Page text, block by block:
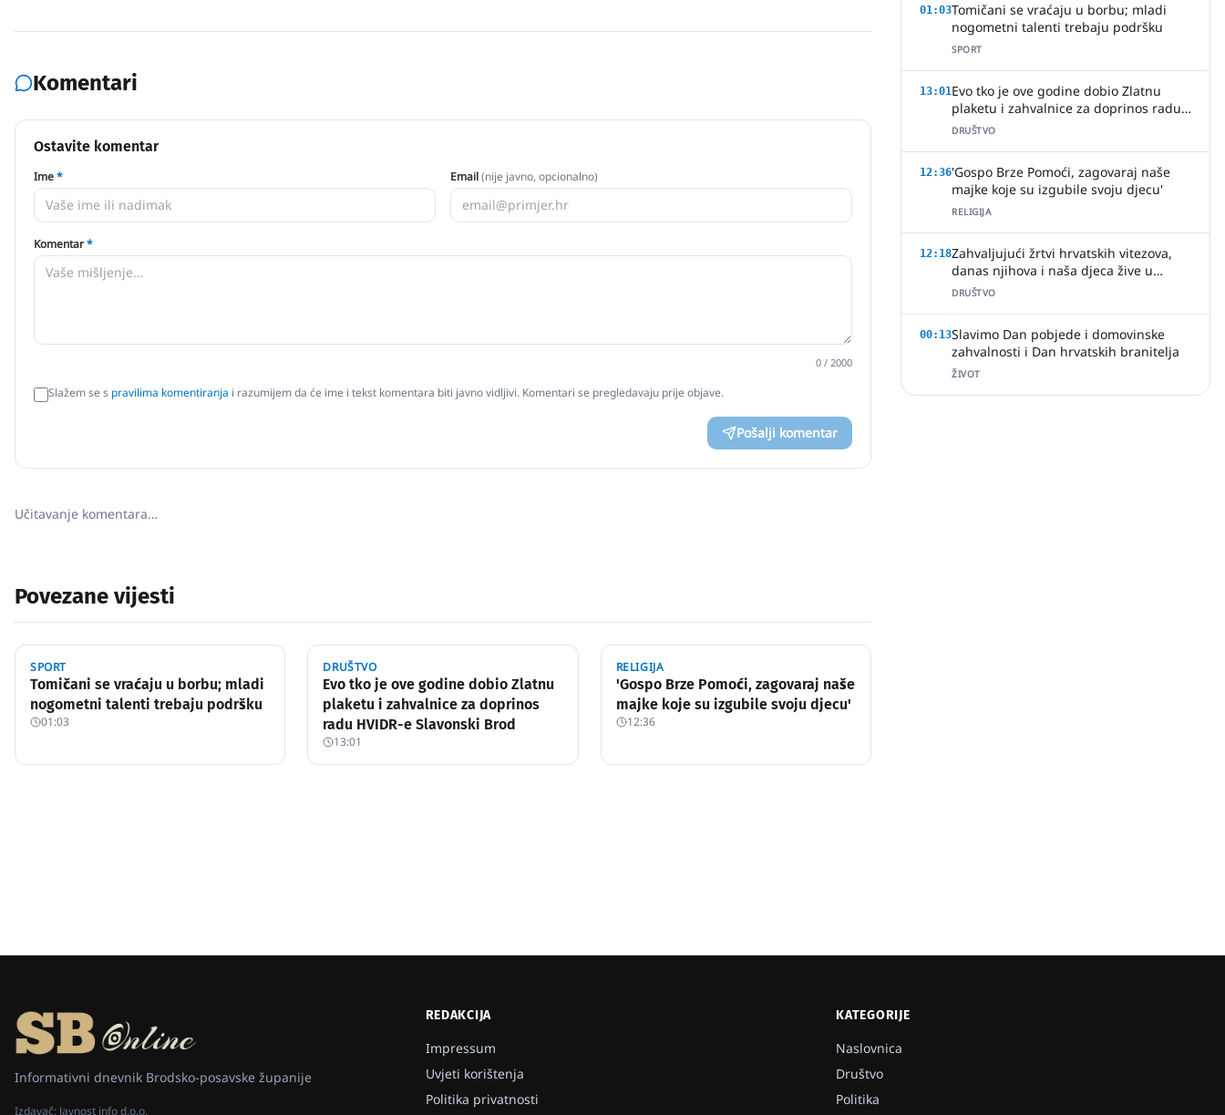
Komentari
Ostavite komentar
Ime* Email(nije javno, opcionalno)
Komentar*
0 / 2000
Slažem se s pravilima komentiranja i razumijem da će ime i tekst komentara biti javno vidljivi. Komentari se pregledavaju prije objave.
Pošalji komentar
Učitavanje komentara…
Povezane vijesti
SPORT
Tomičani se vraćaju u borbu; mladi
nogometni talenti trebaju podršku
01:03
DRUŠTVO
Evo tko je ove godine dobio Zlatnu
plaketu i zahvalnice za doprinos
radu HVIDR-e Slavonski Brod
13:01
RELIGIJA
'Gospo Brze Pomoći, zagovaraj naše
majke koje su izgubile svoju djecu'
12:36
01:03Tomičani se vraćaju u borbu; mladi
nogometni talenti trebaju podršku
SPORT
13:01Evo tko je ove godine dobio Zlatnu
plaketu i zahvalnice za doprinos radu
HVIDR-e Slavonski Brod
DRUŠTVO
12:36'Gospo Brze Pomoći, zagovaraj naše
majke koje su izgubile svoju djecu'
RELIGIJA
12:18Zahvaljujući žrtvi hrvatskih vitezova,
danas njihova i naša djeca žive u
slobodi
DRUŠTVO
00:13Slavimo Dan pobjede i domovinske
zahvalnosti i Dan hrvatskih branitelja
ŽIVOT
Informativni dnevnik Brodsko-posavske županije
Izdavač: Javnost info d.o.o.
REDAKCIJA
Impressum
Uvjeti korištenja
Politika privatnosti
KATEGORIJE
Naslovnica
Društvo
Politika